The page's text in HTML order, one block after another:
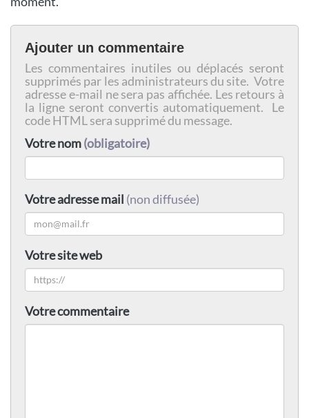
Ajouter un commentaire
Les commentaires inutiles ou déplacés seront
supprimés par les administrateurs du site. Votre
adresse e-mail ne sera pas affichée. Les retours à
la ligne seront convertis automatiquement. Le
code HTML sera supprimé du message.
Votre nom(obligatoire)
Votre adresse mail (non diffusée)
Votre site web
Votre commentaire